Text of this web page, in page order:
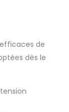
de
dès le